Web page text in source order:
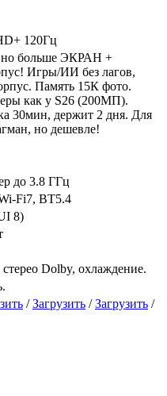
120Гц
но больше ЭКРАН +
Игры/ИИ без лагов,
Память 15К фото.
как у S26 (200МП).
30мин, держит 2 дня. Для
но дешевле!
до 3.8 ГГц
Fi7, BT5.4
8)
Dolby, охлаждение.
/Загрузить /Загрузить /